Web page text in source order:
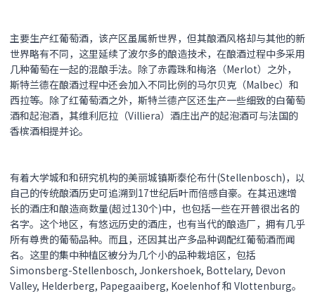
主要生产红葡萄酒，该产区虽属新世界，但其酿酒风格却与其他的新
世界略有不同，这里延续了波尔多的酿造技术，在酿酒过程中多采用
几种葡萄在一起的混酿手法。除了赤霞珠和梅洛（Merlot）之外，
斯特兰德在酿酒过程中还会加入不同比例的马尔贝克（Malbec）和
西拉等。除了红葡萄酒之外，斯特兰德产区还生产一些细致的白葡萄
酒和起泡酒，其维利厄拉（Villiera）酒庄出产的起泡酒可与法国的
香槟酒相提并论。
有着大学城和和研究机构的美丽城镇斯泰伦布什(Stellenbosch)，以
自己的传统酿酒历史可追溯到17世纪后叶而倍感自豪。在其迅速增
长的酒庄和酿造商数量(超过130个)中，也包括一些在开普很出名的
名字。这个地区，有悠远历史的酒庄，也有当代的酿造厂，拥有几乎
所有尊贵的葡萄品种。而且，还因其出产多品种调配红葡萄酒而闻
名。这里的集中种植区被分为几个小的品种栽培区，包括
Simonsberg-Stellenbosch, Jonkershoek, Bottelary, Devon
Valley, Helderberg, Papegaaiberg, Koelenhof 和 Vlottenburg。